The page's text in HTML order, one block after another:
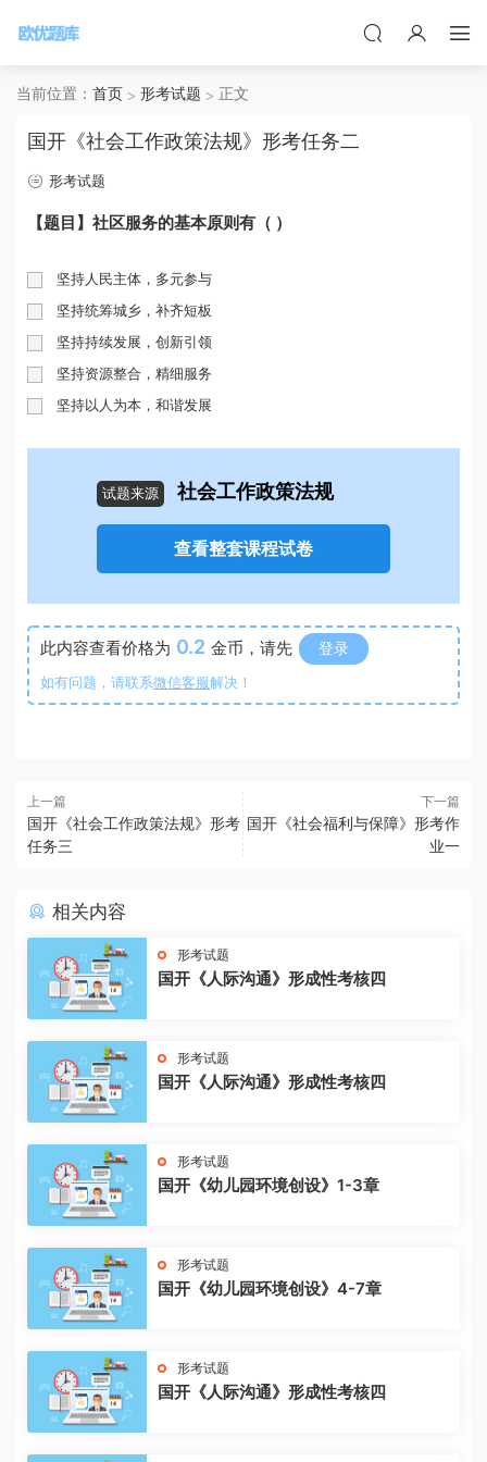
当前位置： 首页 形考试题 正文
国开《社会工作政策法规》形考任务二
形考试题
【题目】社区服务的基本原则有（ ）
坚持人民主体，多元参与
坚持统筹城乡，补齐短板
坚持持续发展，创新引领
坚持资源整合，精细服务
坚持以人为本，和谐发展
试题来源 社会工作政策法规
查看整套课程试卷
此内容查看价格为 0.2 金币，请先 登录
如有问题，请联系微信客服解决！
上一篇
国开《社会工作政策法规》形考
任务三
下一篇
国开《社会福利与保障》形考作
业一
相关内容
形考试题
国开《人际沟通》形成性考核四
形考试题
国开《人际沟通》形成性考核四
形考试题
国开《幼儿园环境创设》1-3章
形考试题
国开《幼儿园环境创设》4-7章
形考试题
国开《人际沟通》形成性考核四